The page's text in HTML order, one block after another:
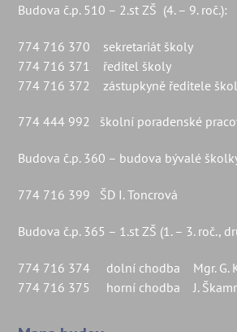
Budova č.p. 510 – 2.st ZŠ (4. – 9. roč.):
774 716 370 sekretariát školy
774 716 371 ředitel školy
774 716 372 zástupkyně ředitele
774 444 992 školní poradenské
Budova č.p. 360 – budova bývalé
774 716 399 ŠD I. Toncrová
Budova č.p. 365 – 1.st ZŠ (1. – 3. roč.,
774 716 374 dolní chodba Mgr. G.
774 716 375 horní chodba J.